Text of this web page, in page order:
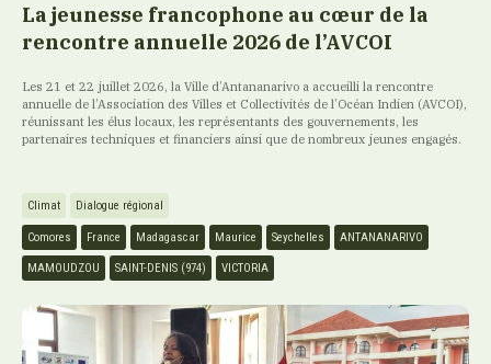
La jeunesse francophone au cœur de la
rencontre annuelle 2026 de l’AVCOI
Les 21 et 22 juillet 2026, la Ville d’Antananarivo a accueilli la rencontre
annuelle de l’Association des Villes et Collectivités de l’Océan Indien (AVCOI),
réunissant les élus locaux, les représentants des gouvernements, les
partenaires techniques et financiers ainsi que de nombreux jeunes engagés.
Climat Dialogue régional
Comores France Madagascar Maurice Seychelles ANTANANARIVO
MAMOUDZOU SAINT-DENIS (974) VICTORIA